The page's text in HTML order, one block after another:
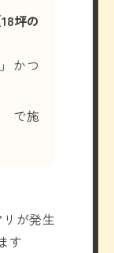
坪の
かつ
で施
が発生
す